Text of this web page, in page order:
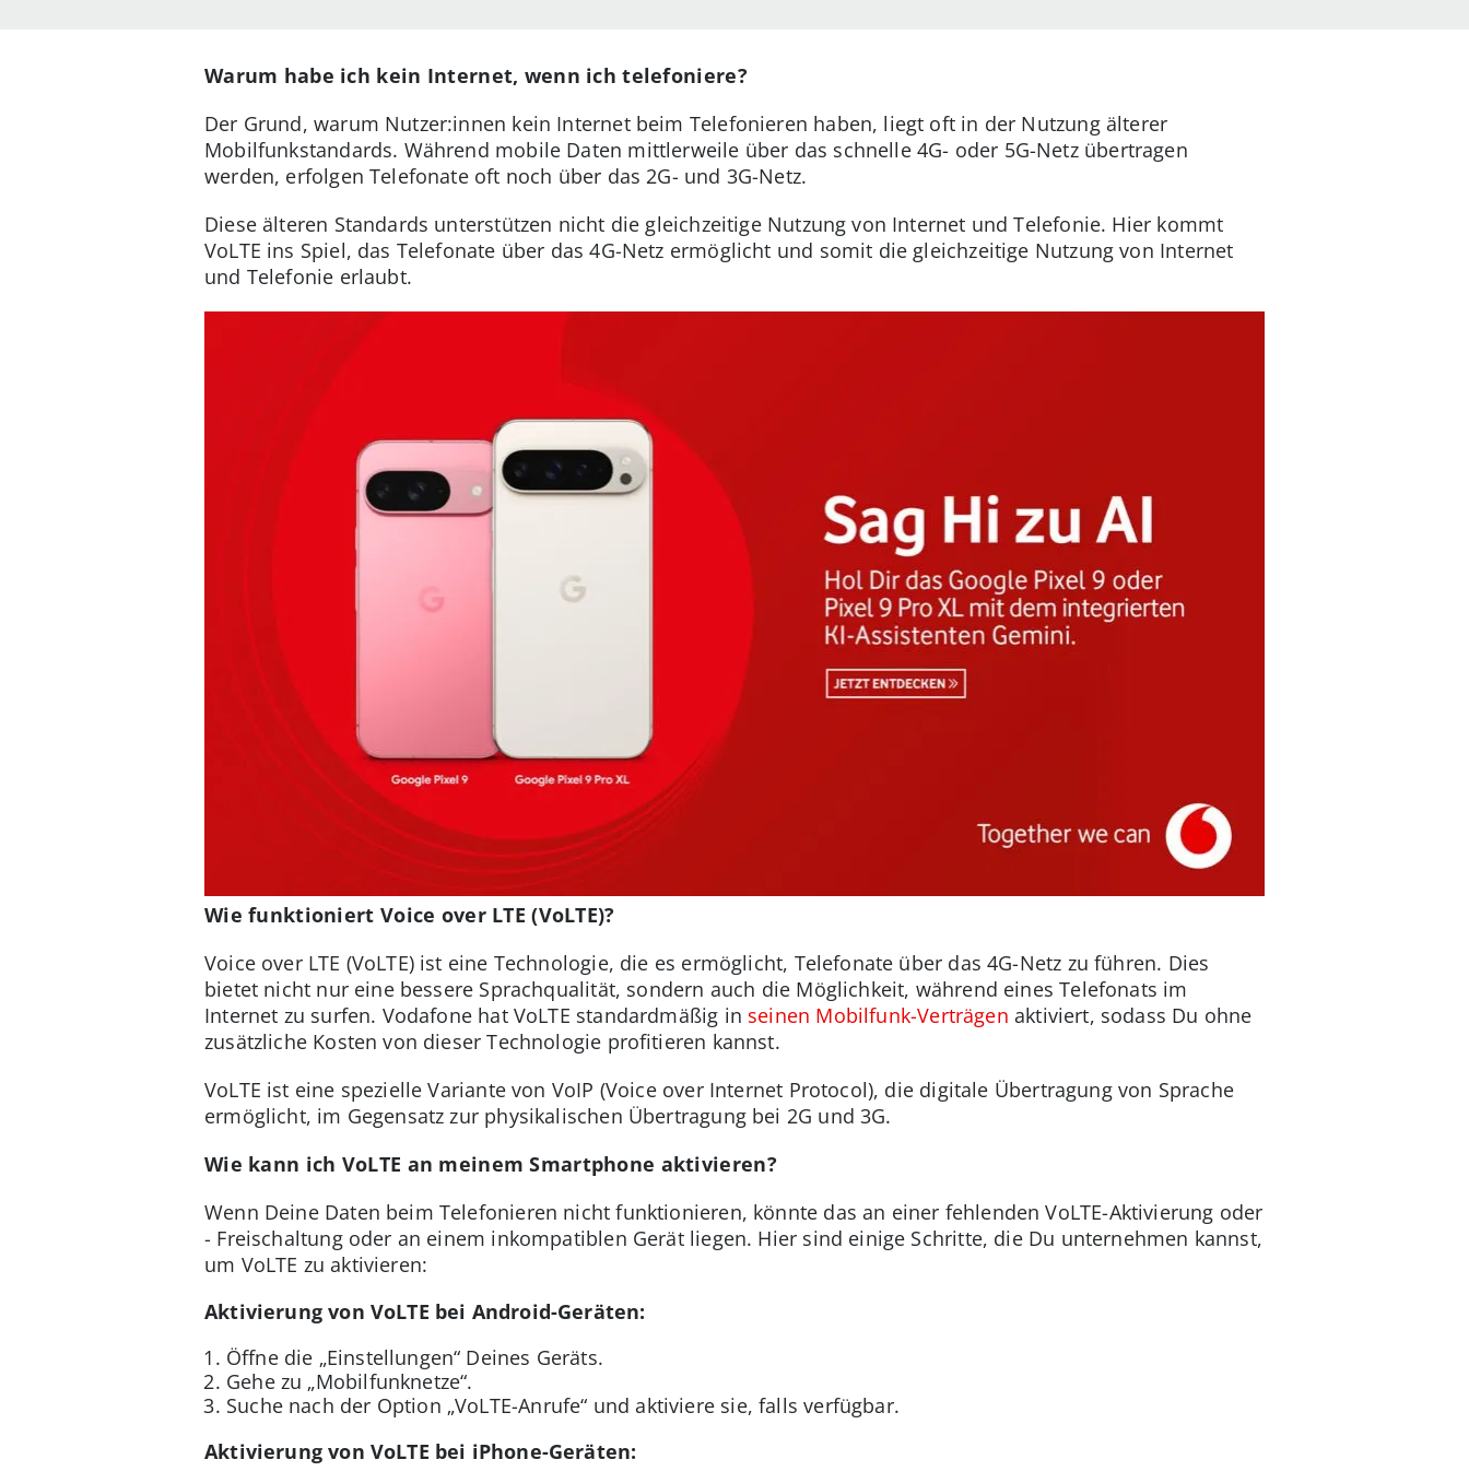
Warum habe ich kein Internet, wenn ich telefoniere?
Der Grund, warum Nutzer:innen kein Internet beim Telefonieren haben, liegt oft in der Nutzung älterer
Mobilfunkstandards. Während mobile Daten mittlerweile über das schnelle 4G- oder 5G-Netz übertragen
werden, erfolgen Telefonate oft noch über das 2G- und 3G-Netz.
Diese älteren Standards unterstützen nicht die gleichzeitige Nutzung von Internet und Telefonie. Hier kommt
VoLTE ins Spiel, das Telefonate über das 4G-Netz ermöglicht und somit die gleichzeitige Nutzung von Internet
und Telefonie erlaubt.
Wie funktioniert Voice over LTE (VoLTE)?
Voice over LTE (VoLTE) ist eine Technologie, die es ermöglicht, Telefonate über das 4G-Netz zu führen. Dies
bietet nicht nur eine bessere Sprachqualität, sondern auch die Möglichkeit, während eines Telefonats im
Internet zu surfen. Vodafone hat VoLTE standardmäßig in seinen Mobilfunk-Verträgen aktiviert, sodass Du ohne
zusätzliche Kosten von dieser Technologie profitieren kannst.
VoLTE ist eine spezielle Variante von VoIP (Voice over Internet Protocol), die digitale Übertragung von Sprache
ermöglicht, im Gegensatz zur physikalischen Übertragung bei 2G und 3G.
Wie kann ich VoLTE an meinem Smartphone aktivieren?
Wenn Deine Daten beim Telefonieren nicht funktionieren, könnte das an einer fehlenden VoLTE-Aktivierung oder
- Freischaltung oder an einem inkompatiblen Gerät liegen. Hier sind einige Schritte, die Du unternehmen kannst,
um VoLTE zu aktivieren:
Aktivierung von VoLTE bei Android-Geräten:
Öffne die „Einstellungen“ Deines Geräts.
Gehe zu „Mobilfunknetze“.
Suche nach der Option „VoLTE-Anrufe“ und aktiviere sie, falls verfügbar.
Aktivierung von VoLTE bei iPhone-Geräten: